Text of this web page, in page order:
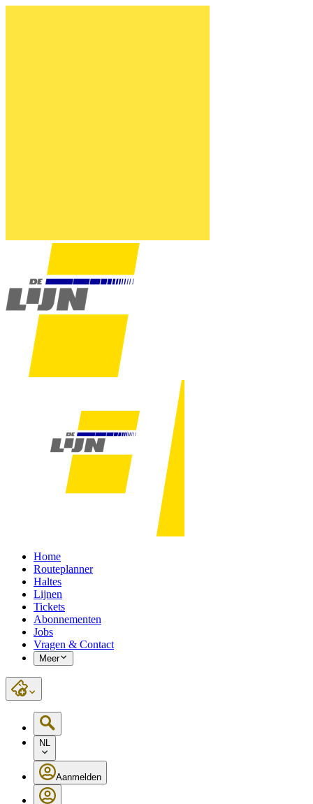
Home
Routeplanner
Haltes
Lijnen
Tickets
Abonnementen
Jobs
Vragen & Contact
Meer
NL
Aanmelden